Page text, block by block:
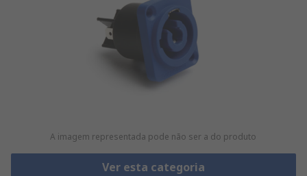
A imagem representada pode não ser a do produto
Ver esta categoria